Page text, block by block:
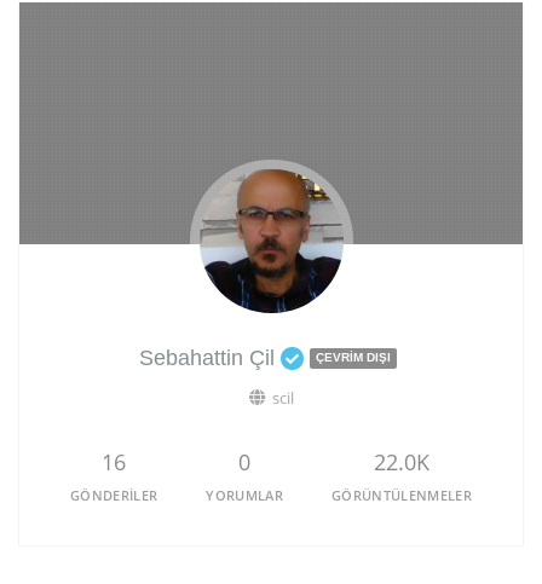
Sebahattin Çil ÇEVRIM DIŞI
scil
16
GÖNDERILER
0
YORUMLAR
22.0K
GÖRÜNTÜLENMELER